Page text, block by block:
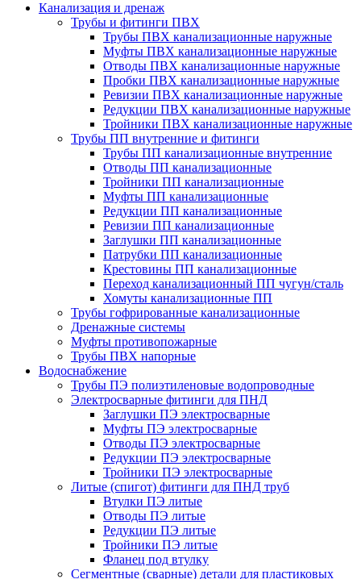
Канализация и дренаж
Трубы и фитинги ПВХ
Трубы ПВХ канализационные наружные
Муфты ПВХ канализационные наружные
Отводы ПВХ канализационные наружные
Пробки ПВХ канализационные наружные
Ревизии ПВХ канализационные наружные
Редукции ПВХ канализационные наружные
Тройники ПВХ канализационные наружные
Трубы ПП внутренние и фитинги
Трубы ПП канализационные внутренние
Отводы ПП канализационные
Тройники ПП канализационные
Муфты ПП канализационные
Редукции ПП канализационные
Ревизии ПП канализационные
Заглушки ПП канализационные
Патрубки ПП канализационные
Крестовины ПП канализационные
Переход канализационный ПП чугун/сталь
Хомуты канализационные ПП
Трубы гофрированные канализационные
Дренажные системы
Муфты противопожарные
Трубы ПВХ напорные
Водоснабжение
Трубы ПЭ полиэтиленовые водопроводные
Электросварные фитинги для ПНД
Заглушки ПЭ электросварные
Муфты ПЭ электросварные
Отводы ПЭ электросварные
Редукции ПЭ электросварные
Тройники ПЭ электросварные
Литые (спигот) фитинги для ПНД труб
Втулки ПЭ литые
Отводы ПЭ литые
Редукции ПЭ литые
Тройники ПЭ литые
Фланец под втулку
Сегментные (сварные) детали для пластиковых